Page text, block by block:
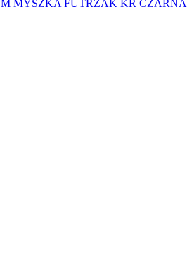
MYSZKA FUTRZAK KR CZARNA